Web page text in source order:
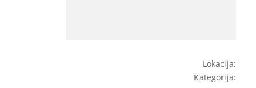
Lokacija:
Kategorija: